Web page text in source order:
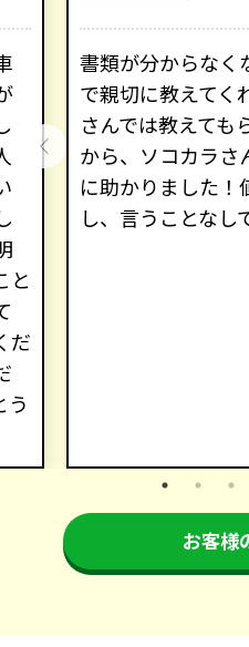
と
だ
う
書類が分からなく
で親切に教えてく
さんでは教えても
から、ソコカラさ
に助かりました！
し、言うことなし
お客様